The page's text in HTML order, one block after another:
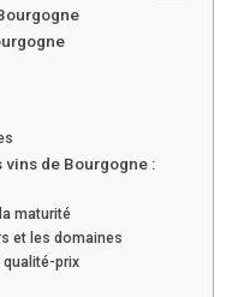
de Bourgogne :
maturité
et les domaines
qualité-prix